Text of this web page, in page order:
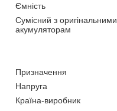
Ємність
Сумісний з оригінальними
акумуляторам
Призначення
Напруга
Країна-виробник